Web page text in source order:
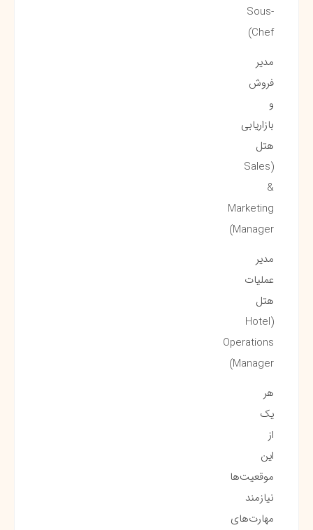
Sous-
Chef)
مدیر
فروش
و
بازاریابی
هتل
(Sales
&
Marketing
Manager)
مدیر
عملیات
هتل
(Hotel
Operations
Manager)
هر
یک
از
این
موقعیت‌ها
نیازمند
مهارت‌های